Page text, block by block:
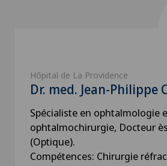
Hôpital de La Providence
Dr. med. Jean-Philippe
Spécialiste en ophtalmologie
ophtalmochirurgie, Docteur
(Optique).
Compétences: Chirurgie